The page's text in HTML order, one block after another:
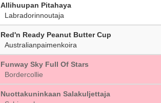
Allihuupan Pitahaya
Labradorinnoutaja
Red'n Ready Peanut Butter Cup
Australianpaimenkoira
Funway Sky Full Of Stars
Bordercollie
Nuottakuninkaan Salakuljettaja